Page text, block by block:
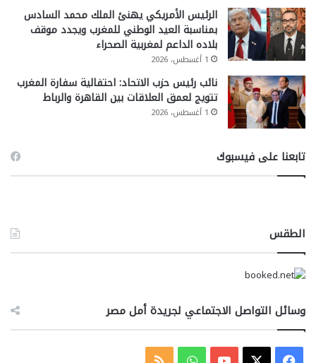
الرئيس الأمريكي يهنئ الملك محمد السادس
بمناسبة العيد الوطني للمغرب ويجدد موقف
بلاده الداعم لمغربية الصحراء
1 أغسطس، 2026
نائب رئيس حزب الاتحاد: احتفالية سفارة المغرب
تتويج لعمق العلاقات بين القاهرة والرباط
1 أغسطس، 2026
تابعنا على فيسبوك
الطقس
وسائل التواصل الاجتماعي لجريدة أمل مصر